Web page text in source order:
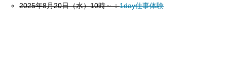
2025年8月20日（水）10時～：1day仕事体験